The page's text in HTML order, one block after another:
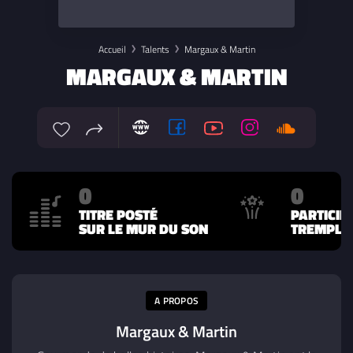
Accueil Talents Margaux & Martin
MARGAUX & MARTIN
0
TITRE POSTÉ
SUR LE MUR DU SON
0
A PROPOS
Margaux & Martin